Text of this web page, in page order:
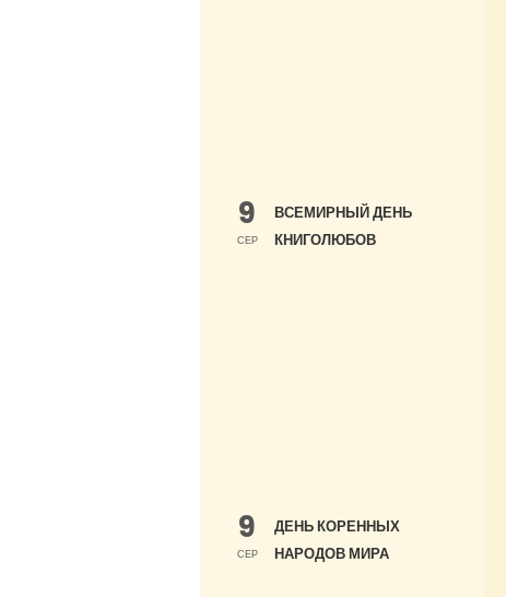
9
СЕР
ВСЕМИРНЫЙ ДЕНЬ
КНИГОЛЮБОВ
9
СЕР
ДЕНЬ КОРЕННЫХ
НАРОДОВ МИРА